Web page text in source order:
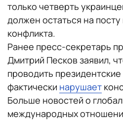
только четверть
должен остаться на
конфликта.
Ранее пресс-секретарь
Дмитрий Песков заявил,
проводить
фактически нарушает
Больше новостей о
международных